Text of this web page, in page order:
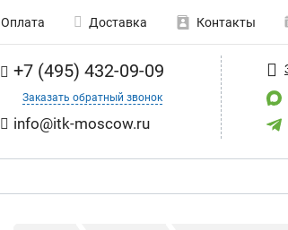
Оплата Доставка Контакты
+7 (495) 432-09-09
Заказать обратный звонок
info@itk-moscow.ru